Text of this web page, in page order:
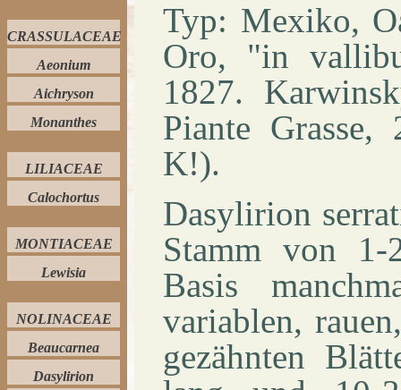
CRASSULACEAE
Aeonium
Aichryson
Monanthes
LILIACEAE
Calochortus
MONTIACEAE
Lewisia
NOLINACEAE
Beaucarnea
Dasylirion
Typ: Mexiko,
Oro, "in
1827.
Piante
K!).
Dasylirion
Stamm von
Basis
variablen,
gezähnten